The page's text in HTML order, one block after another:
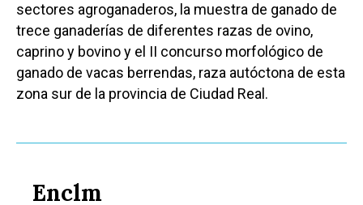
sectores agroganaderos, la muestra de ganado de
trece ganaderías de diferentes razas de ovino,
caprino y bovino y el II concurso morfológico de
ganado de vacas berrendas, raza autóctona de esta
zona sur de la provincia de Ciudad Real.
Enclm